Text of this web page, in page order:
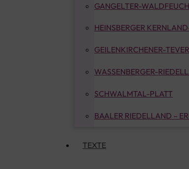
GANGELTER-
HEINSBERGER
GEILENKIRCHENER-
WASSENBERGER-
SCHWALMTAL-PLATT
BAALER RIEDELLAND –
TEXTE